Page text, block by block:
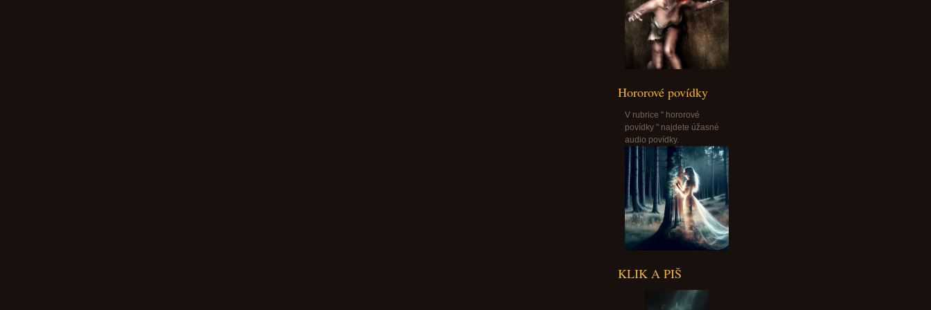
Hororové povídky
V rubrice " hororové
povídky " najdete úžasné
audio povídky.
KLIK A PIŠ